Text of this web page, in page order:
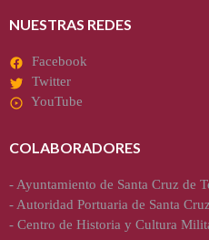
NUESTRAS REDES
Facebook
Twitter
YouTube
COLABORADORES
-Ayuntamiento de Santa Cruz de
-Autoridad Portuaria de Santa
- Centro de Historia y Cultura